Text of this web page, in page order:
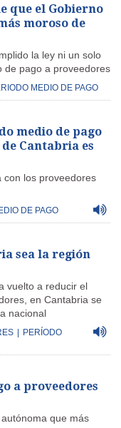
que el Gobierno
moroso de
la ley ni un solo
de pago a proveedores
MEDIO DE PAGO
medio de pago
Cantabria es
con los proveedores
DE PAGO
sea la región
vuelto a reducir el
en Cantabria se
nacional
PERÍODO
a proveedores
que más